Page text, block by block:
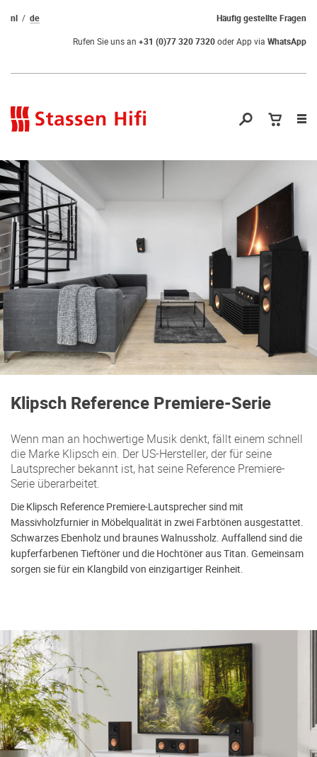
Häufig gestellte Fragen
nl de
Rufen Sie uns an +31 (0)77 320 7320oder App via WhatsApp
Klipsch Reference Premiere-Serie
Wenn man an hochwertige Musik denkt, fällt einem schnell
die Marke Klipsch ein. Der US-Hersteller, der für seine
Lautsprecher bekannt ist, hat seine Reference Premiere-
Serie überarbeitet.
Die Klipsch Reference Premiere-Lautsprecher sind mit
Massivholzfurnier in Möbelqualität in zwei Farbtönen ausgestattet.
Schwarzes Ebenholz und braunes Walnussholz. Auffallend sind die
kupferfarbenen Tieftöner und die Hochtöner aus Titan. Gemeinsam
sorgen sie für ein Klangbild von einzigartiger Reinheit.